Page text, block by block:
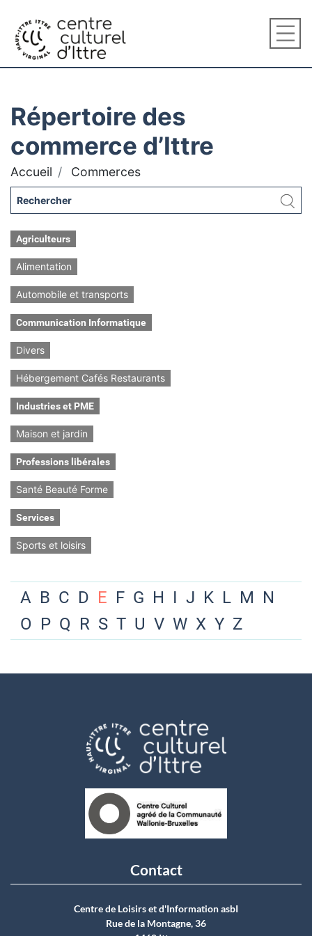
Répertoire des
commerce d’Ittre
Accueil Commerces
Agriculteurs
Alimentation
Automobile et transports
Communication Informatique
Divers
Hébergement Cafés Restaurants
Industries et PME
Maison et jardin
Professions libérales
Santé Beauté Forme
Services
Sports et loisirs
A B C D E F G H I J K L M N
O P Q R S T U V W X Y Z
Contact
Centre de Loisirs et d'Information asbI
Rue de la Montagne, 36